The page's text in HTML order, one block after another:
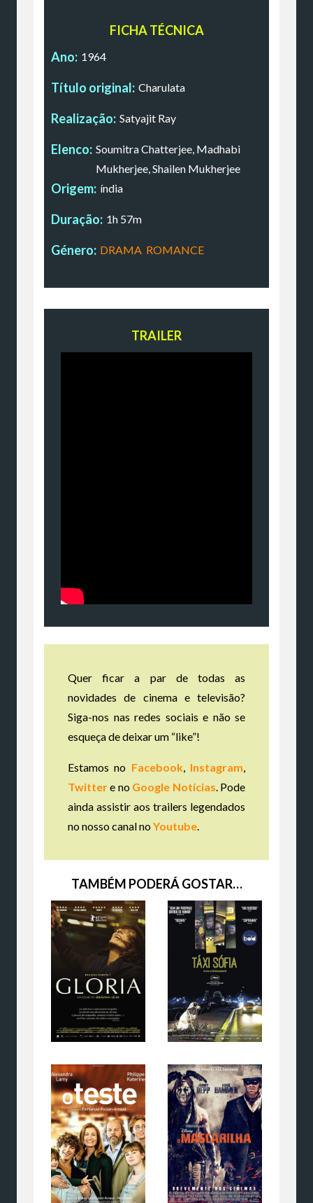
FICHA TÉCNICA
Ano: 1964
Título original: Charulata
Realização: Satyajit Ray
Elenco: Soumitra Chatterjee, Madhabi
Mukherjee, Shailen Mukherjee
Origem: índia
Duração: 1h 57m
Género: DRAMA ROMANCE
TRAILER
Quer ficar a par de todas as
novidades de cinema e televisão?
Siga-nos nas redes sociais e não se
esqueça de deixar um “like”!
Estamos no Facebook, Instagram
Twittere no Google Notícias . Pode
ainda assistir aos trailers legendados
no nosso canal noYoutube
TAMBÉM PODERÁ GOSTAR…